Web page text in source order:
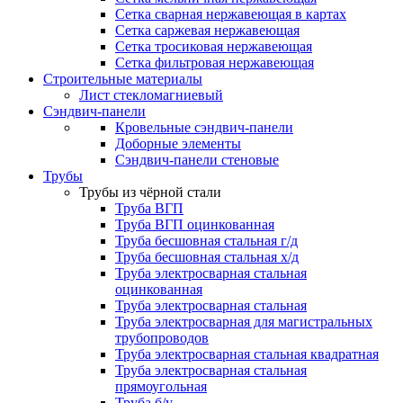
Сетка сварная нержавеющая в картах
Сетка саржевая нержавеющая
Сетка тросиковая нержавеющая
Сетка фильтровая нержавеющая
Строительные материалы
Лист стекломагниевый
Сэндвич-панели
Кровельные сэндвич-панели
Доборные элементы
Сэндвич-панели стеновые
Трубы
Трубы из чёрной стали
Труба ВГП
Труба ВГП оцинкованная
Труба бесшовная стальная г/д
Труба бесшовная стальная х/д
Труба электросварная стальная
оцинкованная
Труба электросварная стальная
Труба электросварная для магистральных
трубопроводов
Труба электросварная стальная квадратная
Труба электросварная стальная
прямоугольная